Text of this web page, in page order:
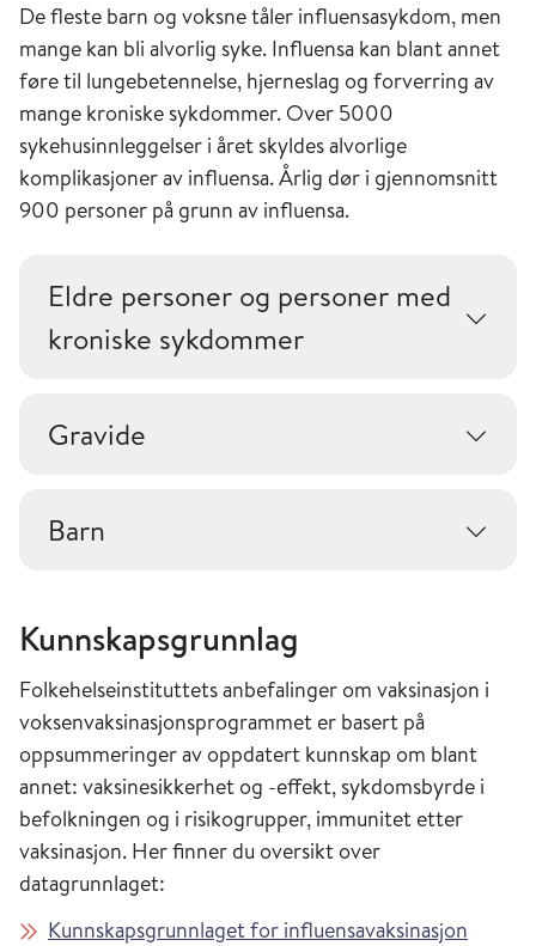
De fleste barn og voksne tåler influensasykdom, men
mange kan bli alvorlig syke. Influensa kan blant annet
føre til lungebetennelse, hjerneslag og forverring av
mange kroniske sykdommer. Over 5000
sykehusinnleggelser i året skyldes alvorlige
komplikasjoner av influensa. Årlig dør i gjennomsnitt
900 personer på grunn av influensa.
Eldre personer og personer med
kroniske sykdommer
Gravide
Barn
Kunnskapsgrunnlag
Folkehelseinstituttets anbefalinger om vaksinasjon i
voksenvaksinasjonsprogrammet er basert på
oppsummeringer av oppdatert kunnskap om blant
annet: vaksinesikkerhet og -effekt, sykdomsbyrde i
befolkningen og i risikogrupper, immunitet etter
vaksinasjon. Her finner du oversikt over
datagrunnlaget:
Kunnskapsgrunnlaget for influensavaksinasjon